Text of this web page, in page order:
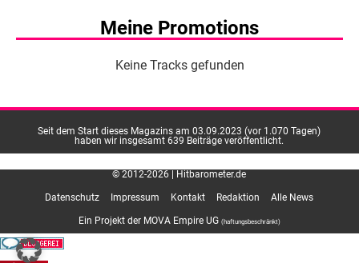
Meine Promotions
Keine Tracks gefunden
Seit dem Start dieses Magazins am 03.09.2023 (vor 1.070 Tagen)
haben wir insgesamt 639 Beiträge veröffentlicht.
© 2012-2026 | Hitbarometer.de
Ein Projekt der MOVA Empire UG (haftungsbeschränkt)
Datenschutz Impressum Kontakt Redaktion Alle News